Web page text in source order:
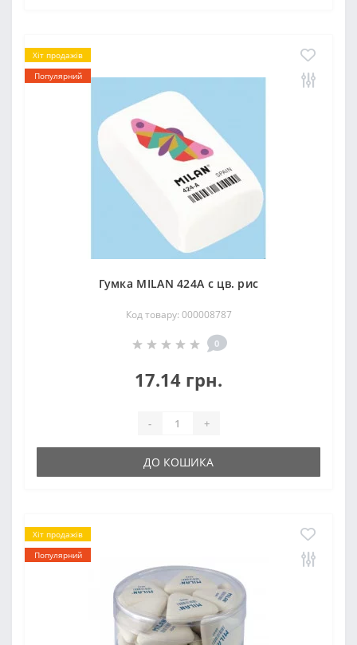
Хіт продажів
Популярний
Гумка MILAN 424А с цв. рис
Код товару: 000008787
0
17.14 грн.
- +
ДО КОШИКА
Хіт продажів
Популярний